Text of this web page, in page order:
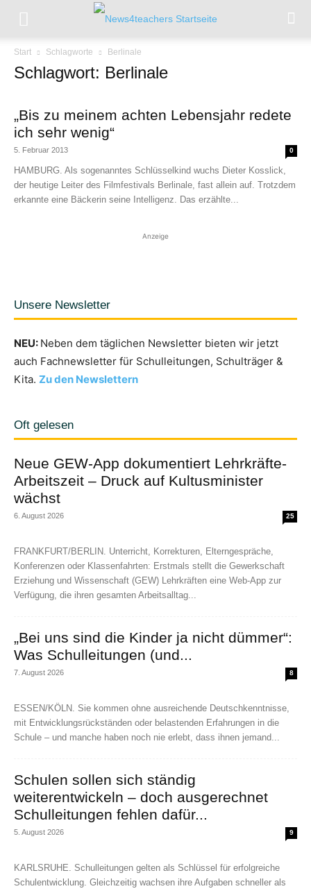
Start Schlagworte Berlinale
Schlagwort: Berlinale
„Bis zu meinem achten Lebensjahr redete
ich sehr wenig“
5. Februar 2013 0
HAMBURG. Als sogenanntes Schlüsselkind wuchs Dieter Kosslick,
der heutige Leiter des Filmfestivals Berlinale, fast allein auf. Trotzdem
erkannte eine Bäckerin seine Intelligenz. Das erzählte...
Anzeige
Unsere Newsletter
NEU: Neben dem täglichen Newsletter bieten wir jetzt
auch Fachnewsletter für Schulleitungen, Schulträger &
Kita. Zu den Newslettern
Oft gelesen
Neue GEW-App dokumentiert Lehrkräfte-
Arbeitszeit – Druck auf Kultusminister
wächst
6. August 2026 25
FRANKFURT/BERLIN. Unterricht, Korrekturen, Elterngespräche,
Konferenzen oder Klassenfahrten: Erstmals stellt die Gewerkschaft
Erziehung und Wissenschaft (GEW) Lehrkräften eine Web-App zur
Verfügung, die ihren gesamten Arbeitsalltag...
„Bei uns sind die Kinder ja nicht dümmer“:
Was Schulleitungen (und...
7. August 2026 8
ESSEN/KÖLN. Sie kommen ohne ausreichende Deutschkenntnisse,
mit Entwicklungsrückständen oder belastenden Erfahrungen in die
Schule – und manche haben noch nie erlebt, dass ihnen jemand...
Schulen sollen sich ständig
weiterentwickeln – doch ausgerechnet
Schulleitungen fehlen dafür...
5. August 2026 9
KARLSRUHE. Schulleitungen gelten als Schlüssel für erfolgreiche
Schulentwicklung. Gleichzeitig wachsen ihre Aufgaben schneller als